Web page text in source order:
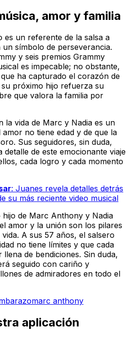
amor y familia
un referente de la salsa a
símbolo de perseverancia.
y seis premios Grammy
es impecable; no obstante,
ha capturado el corazón de
su próximo hijo refuerza su
que valora la familia por
la vida de Marc y Nadia es un
no tiene edad y de que la
Sus seguidores, sin duda,
detalle de este emocionante viaje
cada logro y cada momento
: Juanes revela detalles detrás
su más reciente video musical
hijo de Marc Anthony y Nadia
amor y la unión son los pilares
A sus 57 años, el salsero
no tiene límites y que cada
llena de bendiciones. Sin duda,
seguido con cariño y
de admiradores en todo el
marc anthony
aplicación